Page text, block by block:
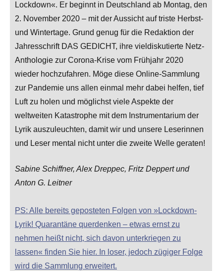
Lockdown«. Er beginnt in Deutschland ab Montag, den
2. November 2020 – mit der Aussicht auf triste Herbst-
und Wintertage. Grund genug für die Redaktion der
Jahresschrift DAS GEDICHT, ihre vieldiskutierte Netz-
Anthologie zur Corona-Krise vom Frühjahr 2020
wieder hochzufahren. Möge diese Online-Sammlung
zur Pandemie uns allen einmal mehr dabei helfen, tief
Luft zu holen und möglichst viele Aspekte der
weltweiten Katastrophe mit dem Instrumentarium der
Lyrik auszuleuchten, damit wir und unsere Leserinnen
und Leser mental nicht unter die zweite Welle geraten!
Sabine Schiffner, Alex Dreppec, Fritz Deppert und
Anton G. Leitner
PS: Alle bereits geposteten Folgen von »Lockdown-
Lyrik! Quarantäne querdenken – etwas ernst zu
nehmen heißt nicht, sich davon unterkriegen zu
lassen« finden Sie hier. In loser, jedoch zügiger Folge
wird die Sammlung erweitert.